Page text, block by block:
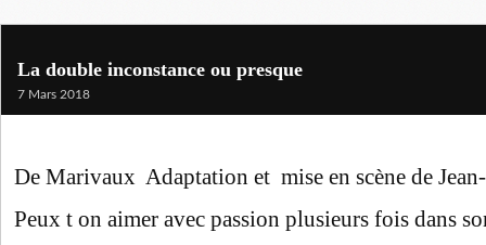
La double inconstance ou presque
7 Mars 2018
De Marivaux Adaptation et mise en scène de
Peux t on aimer avec passion plusieurs fois dans